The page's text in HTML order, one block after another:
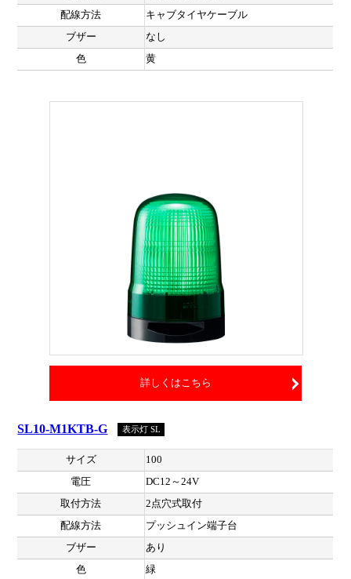
配線方法
キャブタイヤケーブル
ブザー
なし
色
黄
詳しくはこちら
SL10-M1KTB-G 表示灯 SL
サイズ
100
電圧
DC12～24V
取付方法
2点穴式取付
配線方法
プッシュイン端子台
ブザー
あり
色
緑